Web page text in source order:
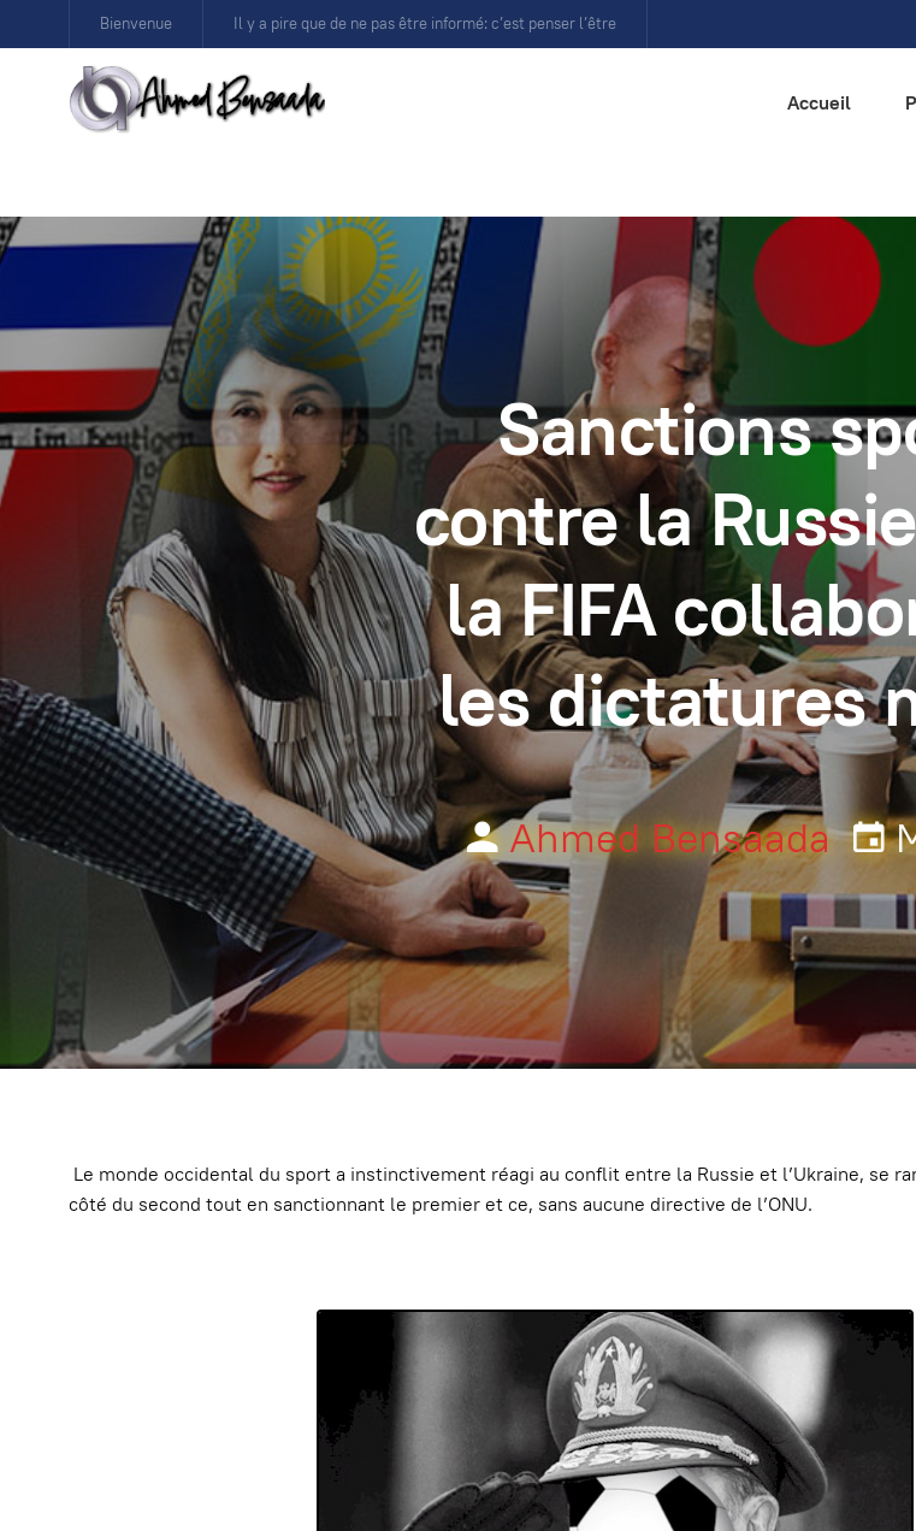
Bienvenue Il y a pire que de ne pas être informé: c’est penser l’être
Accueil
Sanctions
contre la
la FIFA
les dictatures
Ahmed Bensaada
Le monde occidental du sport a instinctivement réagi au conflit entre la Russie et l’Ukraine, se
côté du second tout en sanctionnant le premier et ce, sans aucune directive de l’ONU.